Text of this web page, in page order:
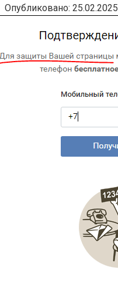
Опубликовано: 25.02.2025